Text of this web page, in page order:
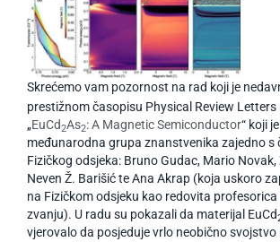
Skrećemo vam pozornost na rad koji je
prestižnom časopisu Physical Review
„EuCd2As2: A Magnetic Semiconductor“ koji
međunarodna grupa znanstvenika zajedno s
Fizičkog odsjeka: Bruno Gudac, Mario Novak,
Neven Ž. Barišić te Ana Akrap (koja uskoro
na Fizičkom odsjeku kao redovita
zvanju). U radu su pokazali da materijal EuCd
vjerovalo da posjeduje vrlo neobično svojstvo